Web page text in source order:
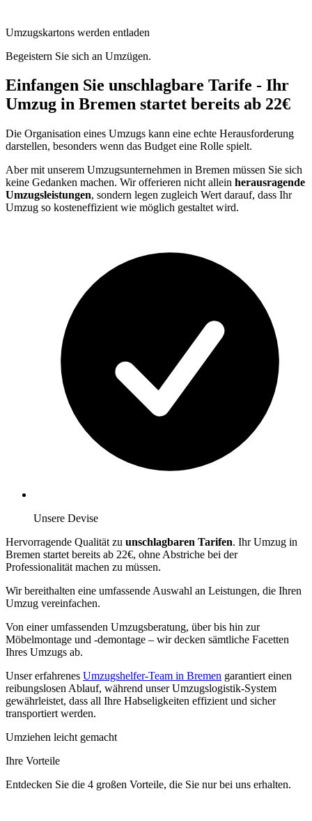
Umzugskartons werden entladen
Begeistern Sie sich an Umzügen.
Einfangen Sie unschlagbare Tarife - Ihr
Umzug in Bremen startet bereits ab 22€
Die Organisation eines Umzugs kann eine echte Herausforderung
darstellen, besonders wenn das Budget eine Rolle spielt.
Aber mit unserem Umzugsunternehmen in Bremen müssen Sie sich
keine Gedanken machen. Wir offerieren nicht allein herausragende
Umzugsleistungen, sondern legen zugleich Wert darauf, dass Ihr
Umzug so kosteneffizient wie möglich gestaltet wird.
Unsere Devise
Hervorragende Qualität zu unschlagbaren Tarifen. Ihr Umzug in
Bremen startet bereits ab 22€, ohne Abstriche bei der
Professionalität machen zu müssen.
Wir bereithalten eine umfassende Auswahl an Leistungen, die Ihren
Umzug vereinfachen.
Von einer umfassenden Umzugsberatung, überbis hin zur
Möbelmontage und -demontage – wir decken sämtliche Facetten
Ihres Umzugs ab.
Unser erfahrenes Umzugshelfer-Team in Bremen garantiert einen
reibungslosen Ablauf, während unser Umzugslogistik-System
gewährleistet, dass all Ihre Habseligkeiten effizient und sicher
transportiert werden.
Umziehen leicht gemacht
Ihre Vorteile
Entdecken Sie die 4 großen Vorteile, die Sie nur bei uns erhalten.